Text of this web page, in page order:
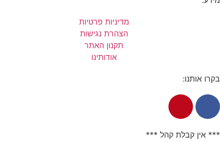
מדיניות פרטיות
הצהרת נגישות
תקנון האתר
אודותינו
בקרו אותנו:
*** אין קבלת קהל ***